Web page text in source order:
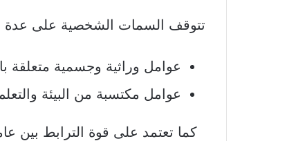
تتوقف السمات الشخصية على
عوامل وراثية وجسمية متعلقة
عوامل مكتسبة من البيئة
كما تعتمد على قوة الترابط بين